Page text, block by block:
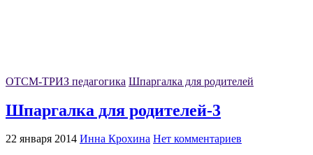
ОТСМ-ТРИЗ педагогика Шпаргалка для родителей
Шпаргалка для родителей-3
22 января 2014 Инна Крохина Нет комментариев